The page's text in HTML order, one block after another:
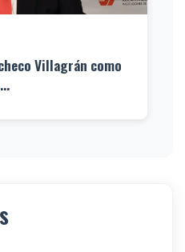
Villagrán como